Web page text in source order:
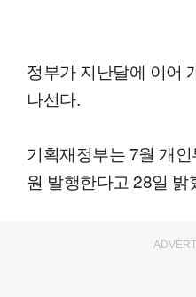
정부가 지난달에 이어
나선다.
기획재정부는 7월 개
원 발행한다고 28일 밝